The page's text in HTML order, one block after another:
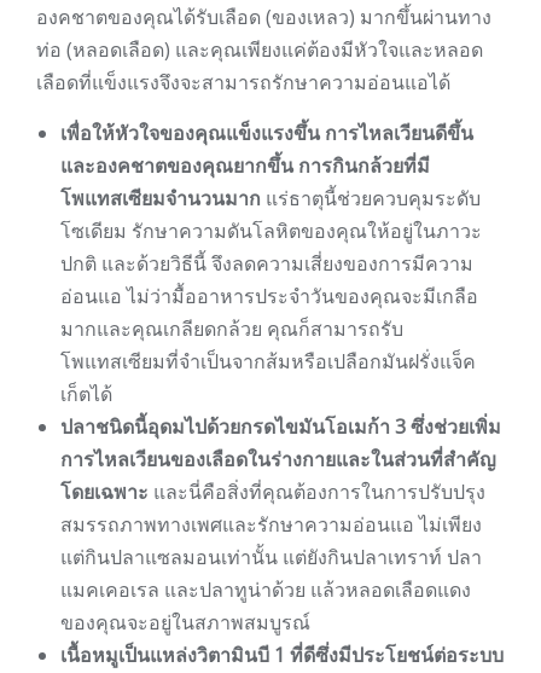
องคชาตของคุณได้รับเลือด (ของเหลว) มากขึ้นผ่านทาง
ท่อ (หลอดเลือด) และคุณเพียงแค่ต้องมีหัวใจและหลอด
เลือดที่แข็งแรงจึงจะสามารถรักษาความอ่อนแอได้
เพื่อให้หัวใจของคุณแข็งแรงขึ้น การไหลเวียนดีขึ้น
และองคชาตของคุณยากขึ้น การกินกล้วยที่มี
โพแทสเซียมจำนวนมาก แร่ธาตุนี้ช่วยควบคุมระดับ
โซเดียม รักษาความดันโลหิตของคุณให้อยู่ในภาวะ
ปกติ และด้วยวิธีนี้ จึงลดความเสี่ยงของการมีความ
อ่อนแอ ไม่ว่ามื้ออาหารประจำวันของคุณจะมีเกลือ
มากและคุณเกลียดกล้วย คุณก็สามารถรับ
โพแทสเซียมที่จำเป็นจากส้มหรือเปลือกมันฝรั่งแจ็ค
เก็ตได้
ปลาชนิดนี้อุดมไปด้วยกรดไขมันโอเมก้า 3 ซึ่งช่วยเพิ่ม
การไหลเวียนของเลือดในร่างกายและในส่วนที่สำคัญ
โดยเฉพาะ และนี่คือสิ่งที่คุณต้องการในการปรับปรุง
สมรรถภาพทางเพศและรักษาความอ่อนแอ ไม่เพียง
แต่กินปลาแซลมอนเท่านั้น แต่ยังกินปลาเทราท์ ปลา
แมคเคอเรล และปลาทูน่าด้วย แล้วหลอดเลือดแดง
ของคุณจะอยู่ในสภาพสมบูรณ์
เนื้อหมูเป็นแหล่งวิตามินบี 1 ที่ดีซึ่งมีประโยชน์ต่อระบบ